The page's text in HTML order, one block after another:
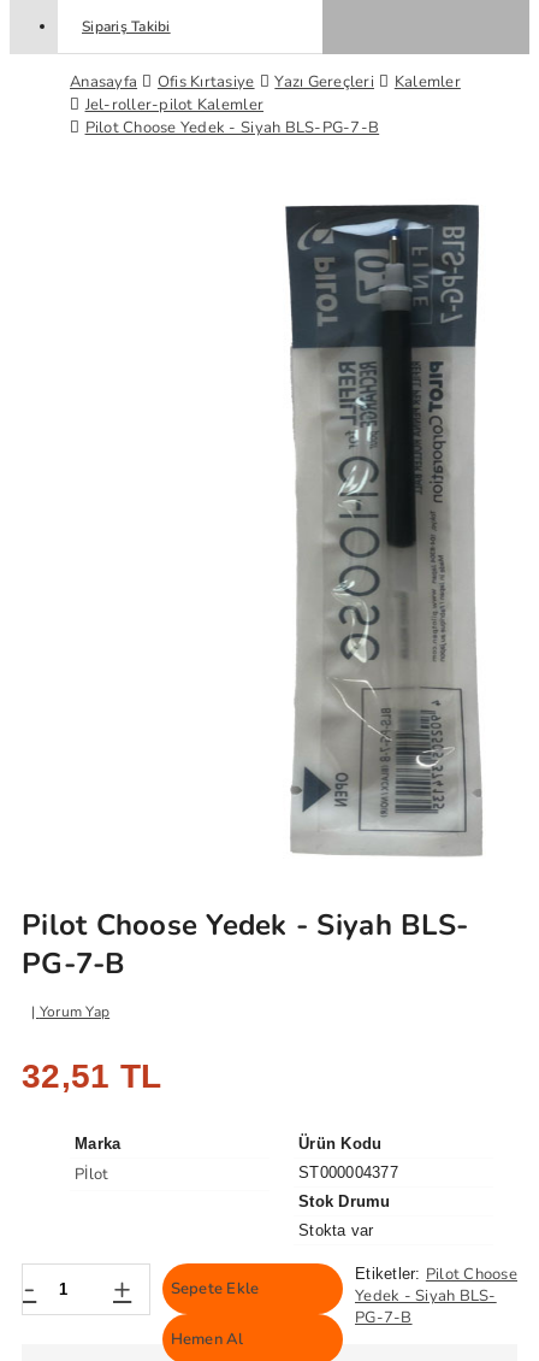
Sipariş Takibi
Anasayfa Ofis Kırtasiye Yazı Gereçleri
Kalemler
Jel-roller-pilot Kalemler
Pilot Choose Yedek - Siyah BLS-PG-7-B
Pilot Choose Yedek - Siyah BLS-
PG-7-B
Yorum Yap
32,51 TL
Marka
Pİlot
Ürün Kodu
ST000004377
Stok Drumu
Stokta var
- + Sepete Ekle
Hemen Al
Etiketler: Pilot Choose
Yedek - Siyah BLS-
PG-7-B